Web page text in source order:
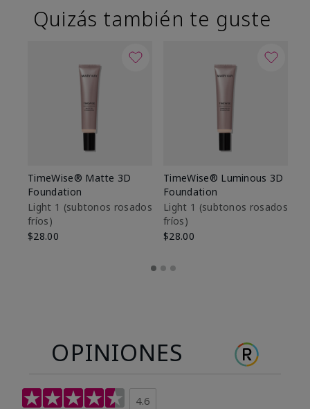
Quizás también te guste
TimeWise® Matte 3D
Foundation
Light 1​ (subtonos rosados
fríos)
$28.00
TimeWise® Luminous 3D
Foundation
Light 1​ (subtonos rosados
fríos)
$28.00
OPINIONES
4.6